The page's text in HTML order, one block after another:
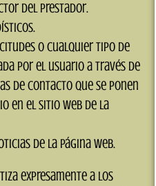
del prestador.
o cualquier tipo de
por el usuario a través de
de contacto que se ponen
en el sitio web de la
de la página web.
expresamente a los